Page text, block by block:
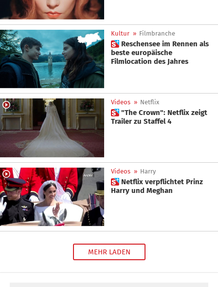
Kultur » Filmbranche
 Reschensee im Rennen als
beste europäische
Filmlocation des Jahres
Videos » Netflix
 "The Crown": Netflix zeigt
Trailer zu Staffel 4
Videos » Harry
 Netflix verpflichtet Prinz
Harry und Meghan
MEHR LADEN